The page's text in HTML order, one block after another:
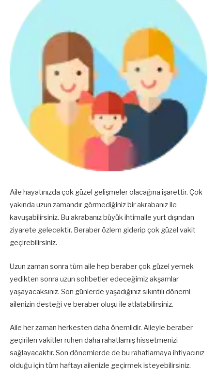
Aile hayatınızda çok güzel gelişmeler olacağına işarettir. Çok
yakında uzun zamandır görmediğiniz bir akrabanız ile
kavuşabilirsiniz. Bu akrabanız büyük ihtimalle yurt dışından
ziyarete gelecektir. Beraber özlem giderip çok güzel vakit
geçirebilirsiniz.
Uzun zaman sonra tüm aile hep beraber çok güzel yemek
yedikten sonra uzun sohbetler edeceğimiz akşamlar
yaşayacaksınız. Son günlerde yaşadığınız sıkıntılı dönemi
ailenizin desteği ve beraber oluşu ile atlatabilirsiniz.
Aile her zaman herkesten daha önemlidir. Aileyle beraber
geçirilen vakitler ruhen daha rahatlamış hissetmenizi
sağlayacaktır. Son dönemlerde de bu rahatlamaya ihtiyacınız
olduğu için tüm haftayı ailenizle geçirmek isteyebilirsiniz.